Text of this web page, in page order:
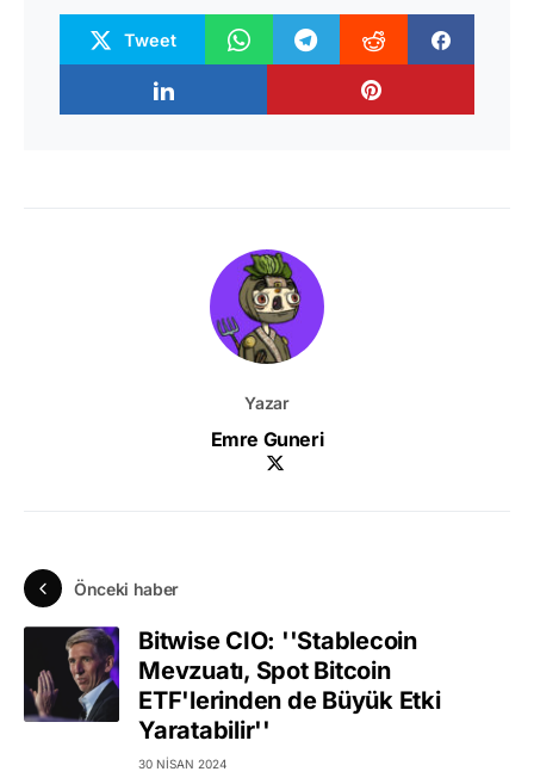
Tweet
Yazar
Emre Guneri
Önceki haber
Bitwise CIO: ''Stablecoin
Mevzuatı, Spot Bitcoin
ETF'lerinden de Büyük Etki
Yaratabilir''
30 NISAN 2024